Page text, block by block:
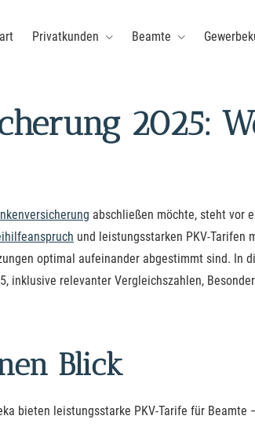
Privatkunden Beamte
2025:
abschließen möchte, steht vor
und leistungsstarken PKV-
optimal aufeinander abgestimmt sind. In
inklusive relevanter Vergleichszahlen,
Blick
bieten leistungsstarke PKV-Tarife für